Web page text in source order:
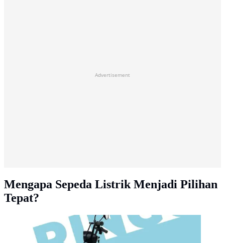
Advertisement
Mengapa Sepeda Listrik Menjadi Pilihan
Tepat?
Ringo Tora Moped. Qween.Ai